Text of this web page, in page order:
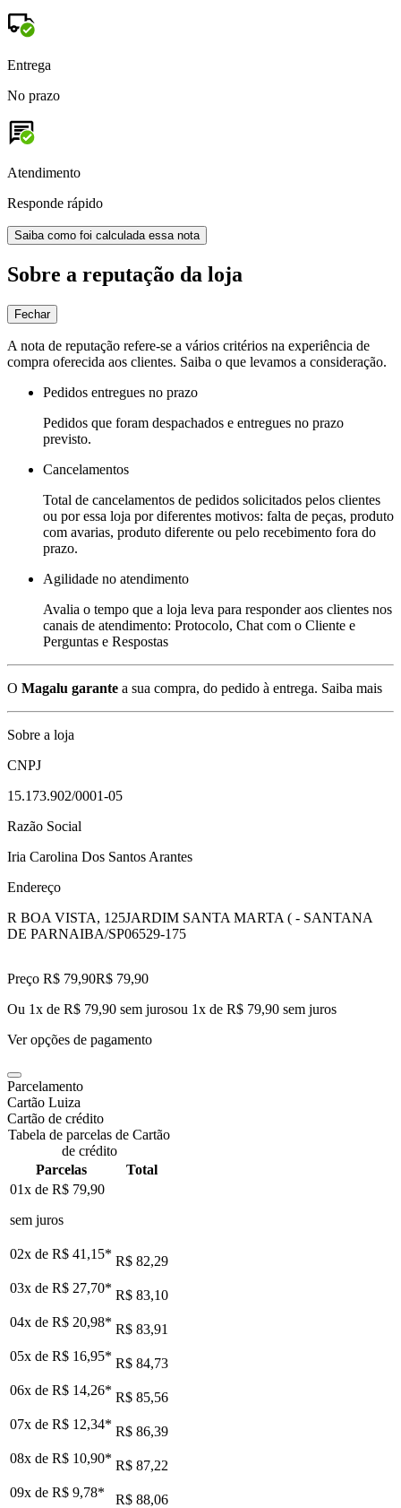
Entrega
No prazo
Atendimento
Responde rápido
Saiba como foi calculada essa nota
Sobre a reputação da loja
Fechar
A nota de reputação refere-se a vários critérios na experiência de
compra oferecida aos clientes. Saiba o que levamos a consideração.
Pedidos entregues no prazo
Pedidos que foram despachados e entregues no prazo
previsto.
Cancelamentos
Total de cancelamentos de pedidos solicitados pelos clientes
ou por essa loja por diferentes motivos: falta de peças, produto
com avarias, produto diferente ou pelo recebimento fora do
prazo.
Agilidade no atendimento
Avalia o tempo que a loja leva para responder aos clientes nos
canais de atendimento: Protocolo, Chat com o Cliente e
Perguntas e Respostas
O Magalu garante a sua compra, do pedido à entrega. Saiba mais
Sobre a loja
CNPJ
15.173.902/0001-05
Razão Social
Iria Carolina Dos Santos Arantes
Endereço
R BOA VISTA, 125JARDIM SANTA MARTA ( - SANTANA
DE PARNAIBA/SP06529-175
Preço R$ 79,90R$ 79,90
Ou 1x de R$ 79,90 sem jurosou 1x de R$ 79,90 sem juros
Ver opções de pagamento
Parcelamento
Cartão Luiza
Cartão de crédito
Tabela de parcelas de Cartão
de crédito
Parcelas
Total
01x de R$ 79,90
sem juros
02x de R$ 41,15* R$ 82,29
03x de R$ 27,70* R$ 83,10
04x de R$ 20,98* R$ 83,91
05x de R$ 16,95* R$ 84,73
06x de R$ 14,26* R$ 85,56
07x de R$ 12,34* R$ 86,39
08x de R$ 10,90* R$ 87,22
09x de R$ 9,78*
R$ 88,06